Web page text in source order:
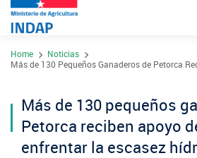
Contacto
Ley del Lobby
Sistema de Integridad
Home
Noticias
Más de 130 Pequeños Ganaderos de Petorca
Más de 130 pequeños
Petorca reciben apoyo
enfrentar la escasez